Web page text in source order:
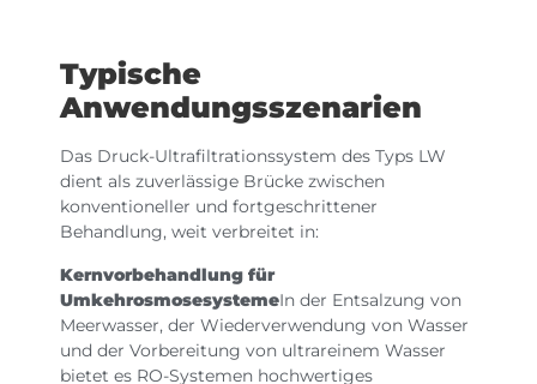
Typische
Anwendungsszenarien
Das Druck-Ultrafiltrationssystem des Typs LW
dient als zuverlässige Brücke zwischen
konventioneller und fortgeschrittener
Behandlung, weit verbreitet in:
Kernvorbehandlung für
UmkehrosmosesystemeIn der Entsalzung von
Meerwasser, der Wiederverwendung von Wasser
und der Vorbereitung von ultrareinem Wasser
bietet es RO-Systemen hochwertiges